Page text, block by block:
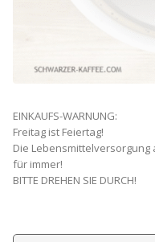
EINKAUFS-WARNUNG:
Freitag ist Feiertag!
Die
für immer!
BITTE DREHEN SIE DURCH!